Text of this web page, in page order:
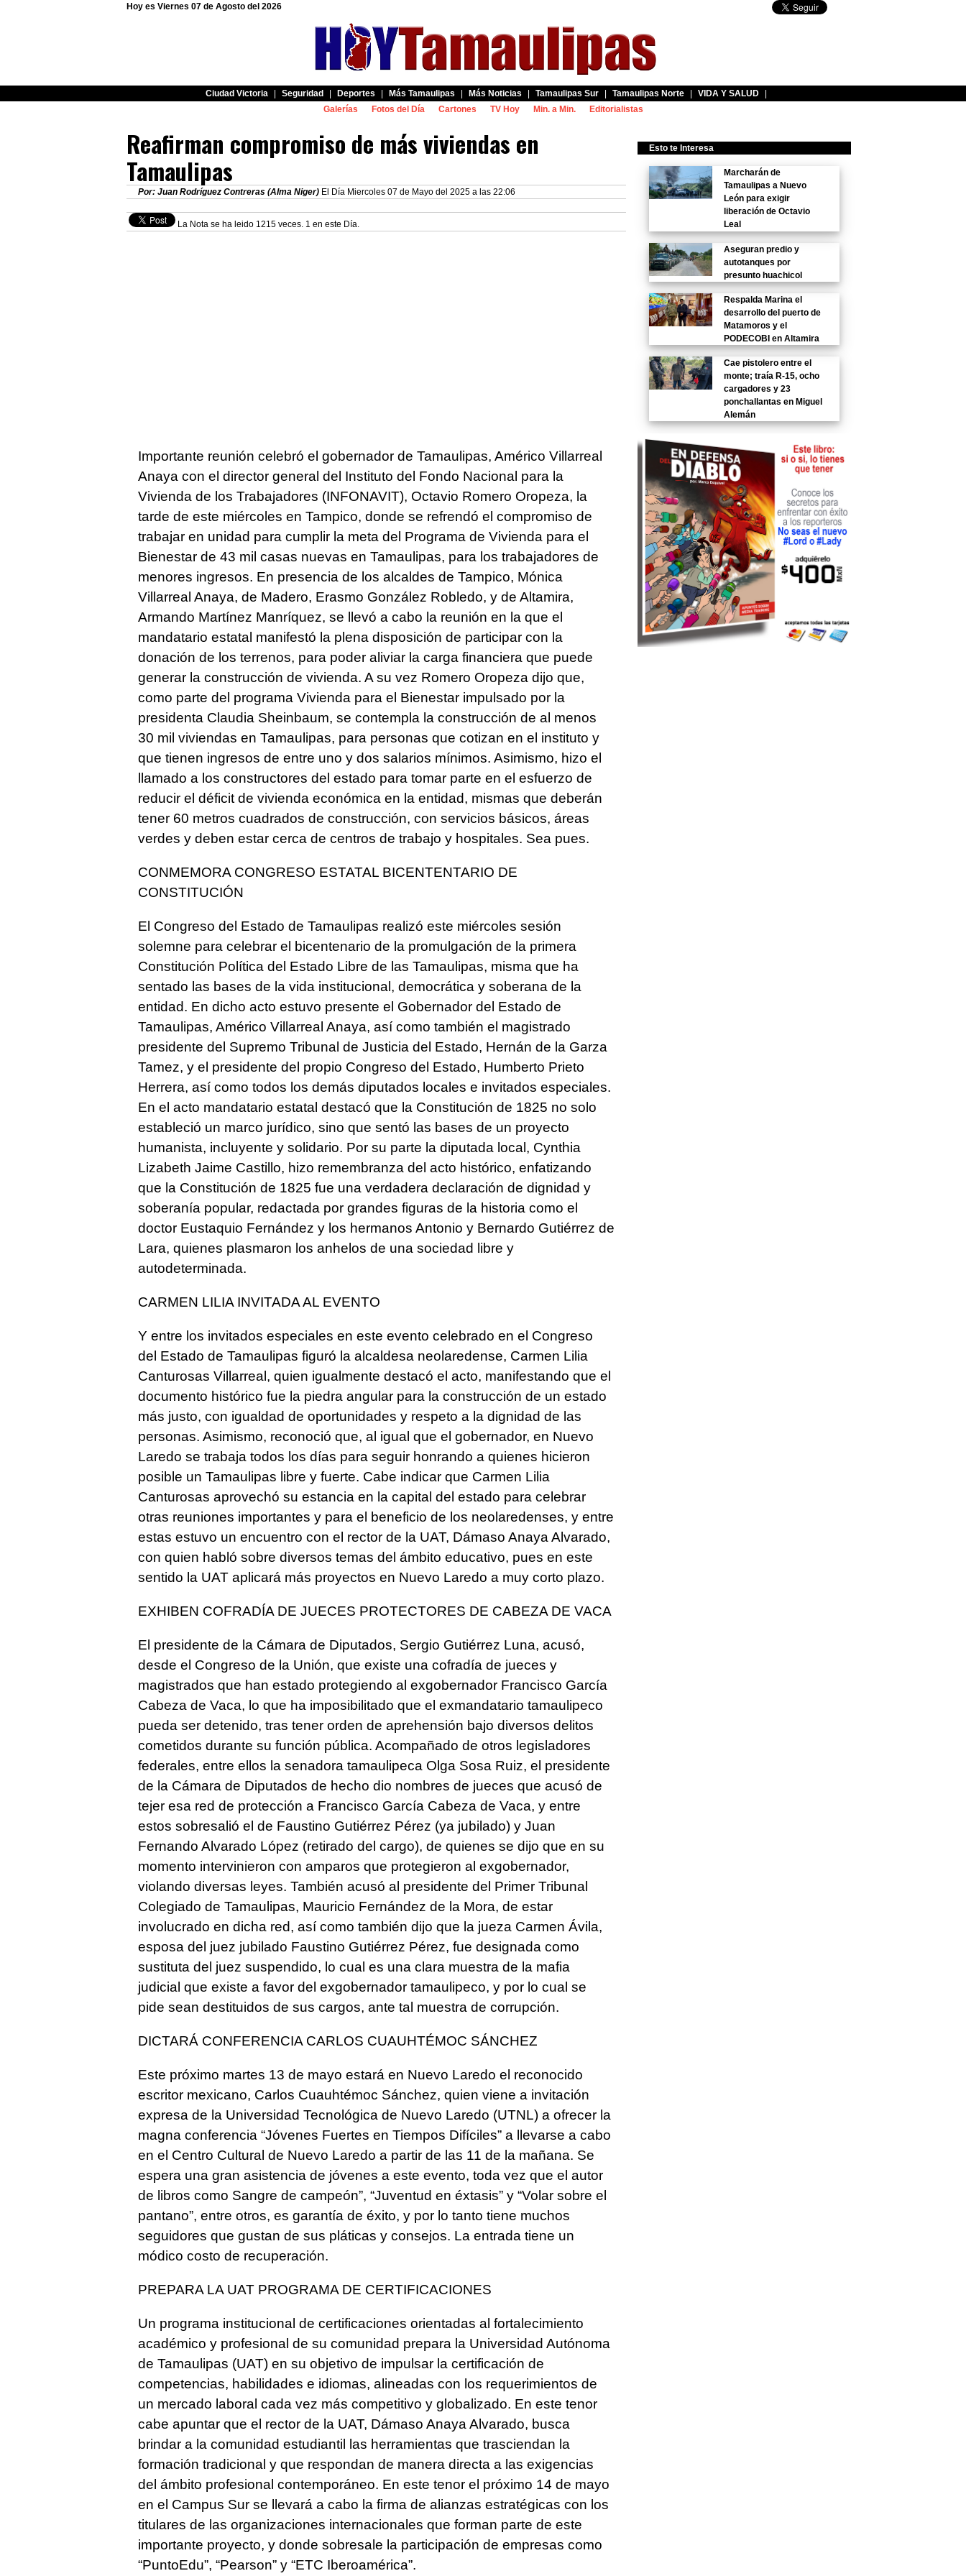
Hoy es Viernes 07 de Agosto del 2026
Ciudad Victoria Seguridad Deportes Más Tamaulipas Más Noticias Tamaulipas Sur Tamaulipas Norte VIDA Y SALUD
Galerías
Fotos del Día Cartones TV Hoy Min. a Min. Editorialistas
Reafirman compromiso de más viviendas en
Tamaulipas
Por: Juan Rodríguez Contreras (Alma Niger) El Día Miercoles 07 de Mayo del 2025 a las 22:06
La Nota se ha leido 1215 veces. 1 en este Día.
Importante reunión celebró el gobernador de Tamaulipas, Américo Villarreal
Anaya con el director general del Instituto del Fondo Nacional para la
Vivienda de los Trabajadores (INFONAVIT), Octavio Romero Oropeza, la
tarde de este miércoles en Tampico, donde se refrendó el compromiso de
trabajar en unidad para cumplir la meta del Programa de Vivienda para el
Bienestar de 43 mil casas nuevas en Tamaulipas, para los trabajadores de
menores ingresos. En presencia de los alcaldes de Tampico, Mónica
Villarreal Anaya, de Madero, Erasmo González Robledo, y de Altamira,
Armando Martínez Manríquez, se llevó a cabo la reunión en la que el
mandatario estatal manifestó la plena disposición de participar con la
donación de los terrenos, para poder aliviar la carga financiera que puede
generar la construcción de vivienda. A su vez Romero Oropeza dijo que,
como parte del programa Vivienda para el Bienestar impulsado por la
presidenta Claudia Sheinbaum, se contempla la construcción de al menos
30 mil viviendas en Tamaulipas, para personas que cotizan en el instituto y
que tienen ingresos de entre uno y dos salarios mínimos. Asimismo, hizo el
llamado a los constructores del estado para tomar parte en el esfuerzo de
reducir el déficit de vivienda económica en la entidad, mismas que deberán
tener 60 metros cuadrados de construcción, con servicios básicos, áreas
verdes y deben estar cerca de centros de trabajo y hospitales. Sea pues.
CONMEMORA CONGRESO ESTATAL BICENTENTARIO DE
CONSTITUCIÓN
El Congreso del Estado de Tamaulipas realizó este miércoles sesión
solemne para celebrar el bicentenario de la promulgación de la primera
Constitución Política del Estado Libre de las Tamaulipas, misma que ha
sentado las bases de la vida institucional, democrática y soberana de la
entidad. En dicho acto estuvo presente el Gobernador del Estado de
Tamaulipas, Américo Villarreal Anaya, así como también el magistrado
presidente del Supremo Tribunal de Justicia del Estado, Hernán de la Garza
Tamez, y el presidente del propio Congreso del Estado, Humberto Prieto
Herrera, así como todos los demás diputados locales e invitados especiales.
En el acto mandatario estatal destacó que la Constitución de 1825 no solo
estableció un marco jurídico, sino que sentó las bases de un proyecto
humanista, incluyente y solidario. Por su parte la diputada local, Cynthia
Lizabeth Jaime Castillo, hizo remembranza del acto histórico, enfatizando
que la Constitución de 1825 fue una verdadera declaración de dignidad y
soberanía popular, redactada por grandes figuras de la historia como el
doctor Eustaquio Fernández y los hermanos Antonio y Bernardo Gutiérrez de
Lara, quienes plasmaron los anhelos de una sociedad libre y
autodeterminada.
CARMEN LILIA INVITADA AL EVENTO
Y entre los invitados especiales en este evento celebrado en el Congreso
del Estado de Tamaulipas figuró la alcaldesa neolaredense, Carmen Lilia
Canturosas Villarreal, quien igualmente destacó el acto, manifestando que el
documento histórico fue la piedra angular para la construcción de un estado
más justo, con igualdad de oportunidades y respeto a la dignidad de las
personas. Asimismo, reconoció que, al igual que el gobernador, en Nuevo
Laredo se trabaja todos los días para seguir honrando a quienes hicieron
posible un Tamaulipas libre y fuerte. Cabe indicar que Carmen Lilia
Canturosas aprovechó su estancia en la capital del estado para celebrar
otras reuniones importantes y para el beneficio de los neolaredenses, y entre
estas estuvo un encuentro con el rector de la UAT, Dámaso Anaya Alvarado,
con quien habló sobre diversos temas del ámbito educativo, pues en este
sentido la UAT aplicará más proyectos en Nuevo Laredo a muy corto plazo.
EXHIBEN COFRADÍA DE JUECES PROTECTORES DE CABEZA DE VACA
El presidente de la Cámara de Diputados, Sergio Gutiérrez Luna, acusó,
desde el Congreso de la Unión, que existe una cofradía de jueces y
magistrados que han estado protegiendo al exgobernador Francisco García
Cabeza de Vaca, lo que ha imposibilitado que el exmandatario tamaulipeco
pueda ser detenido, tras tener orden de aprehensión bajo diversos delitos
cometidos durante su función pública. Acompañado de otros legisladores
federales, entre ellos la senadora tamaulipeca Olga Sosa Ruiz, el presidente
de la Cámara de Diputados de hecho dio nombres de jueces que acusó de
tejer esa red de protección a Francisco García Cabeza de Vaca, y entre
estos sobresalió el de Faustino Gutiérrez Pérez (ya jubilado) y Juan
Fernando Alvarado López (retirado del cargo), de quienes se dijo que en su
momento intervinieron con amparos que protegieron al exgobernador,
violando diversas leyes. También acusó al presidente del Primer Tribunal
Colegiado de Tamaulipas, Mauricio Fernández de la Mora, de estar
involucrado en dicha red, así como también dijo que la jueza Carmen Ávila,
esposa del juez jubilado Faustino Gutiérrez Pérez, fue designada como
sustituta del juez suspendido, lo cual es una clara muestra de la mafia
judicial que existe a favor del exgobernador tamaulipeco, y por lo cual se
pide sean destituidos de sus cargos, ante tal muestra de corrupción.
DICTARÁ CONFERENCIA CARLOS CUAUHTÉMOC SÁNCHEZ
Este próximo martes 13 de mayo estará en Nuevo Laredo el reconocido
escritor mexicano, Carlos Cuauhtémoc Sánchez, quien viene a invitación
expresa de la Universidad Tecnológica de Nuevo Laredo (UTNL) a ofrecer la
magna conferencia “Jóvenes Fuertes en Tiempos Difíciles” a llevarse a cabo
en el Centro Cultural de Nuevo Laredo a partir de las 11 de la mañana. Se
espera una gran asistencia de jóvenes a este evento, toda vez que el autor
de libros como Sangre de campeón”, “Juventud en éxtasis” y “Volar sobre el
pantano”, entre otros, es garantía de éxito, y por lo tanto tiene muchos
seguidores que gustan de sus pláticas y consejos. La entrada tiene un
módico costo de recuperación.
PREPARA LA UAT PROGRAMA DE CERTIFICACIONES
Un programa institucional de certificaciones orientadas al fortalecimiento
académico y profesional de su comunidad prepara la Universidad Autónoma
de Tamaulipas (UAT) en su objetivo de impulsar la certificación de
competencias, habilidades e idiomas, alineadas con los requerimientos de
un mercado laboral cada vez más competitivo y globalizado. En este tenor
cabe apuntar que el rector de la UAT, Dámaso Anaya Alvarado, busca
brindar a la comunidad estudiantil las herramientas que trasciendan la
formación tradicional y que respondan de manera directa a las exigencias
del ámbito profesional contemporáneo. En este tenor el próximo 14 de mayo
en el Campus Sur se llevará a cabo la firma de alianzas estratégicas con los
titulares de las organizaciones internacionales que forman parte de este
importante proyecto, y donde sobresale la participación de empresas como
“PuntoEdu”, “Pearson” y “ETC Iberoamérica”.
Esto te Interesa
Marcharán de
Tamaulipas a Nuevo
León para exigir
liberación de Octavio
Leal
Aseguran predio y
autotanques por
presunto huachicol
Respalda Marina el
desarrollo del puerto de
Matamoros y el
PODECOBI en Altamira
Cae pistolero entre el
monte; traía R-15, ocho
cargadores y 23
ponchallantas en Miguel
Alemán